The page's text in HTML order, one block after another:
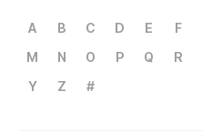
A B C D E F
M
N O P Q R
Y
Z #